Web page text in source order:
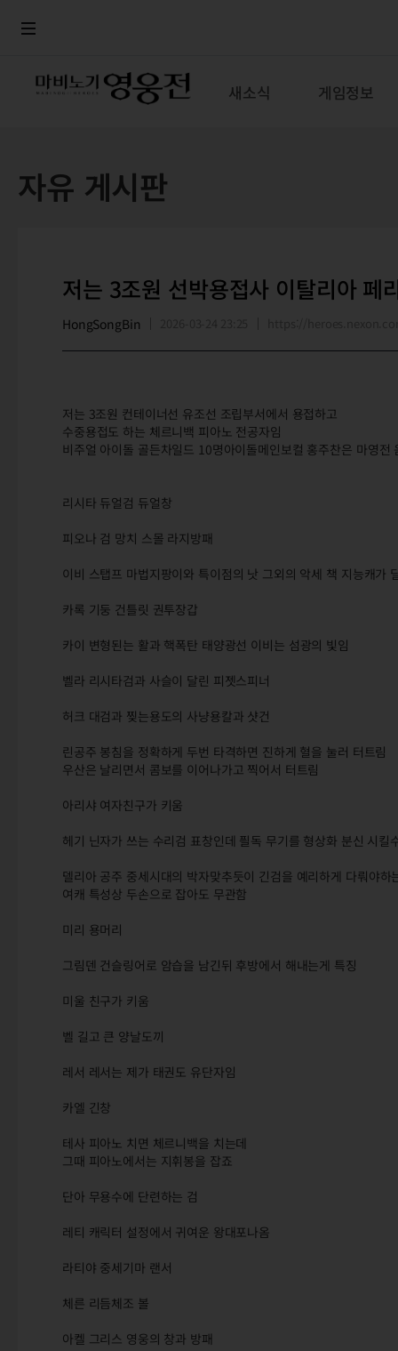
새소식 게임정보
자유 게시판
저는 3조원 선박용접사 이탈리아 페
HongSongBin
저는 3조원 컨테이너선 유조선 조립부서에서 용접하고
수중용접도 하는 체르니백 피아노 전공자임
비주얼 아이돌 골든차일드 10명아이돌메인보컬 홍주찬은 마영전
리시타 듀얼검 듀얼창
피오나 검 망치 스몰 라지방패
이비 스탭프 마법지팡이와 특이점의 낫 그외의 악세 책 지능캐가
카록 기둥 건틀릿 권투장갑
카이 변형된는 활과 핵폭탄 태양광선 이비는 섬광의 빛임
벨라 리시타검과 사슬이 달린 피젯스피너
허크 대검과 찢는용도의 사냥용칼과 샷건
린공주 봉침을 정확하게 두번 타격하면 진하게 혈을 눌러 터트림
우산은 날리면서 콤보를 이어나가고 찍어서 터트림
아리샤 여자친구가 키움
헤기 닌자가 쓰는 수리검 표창인데 픨독 무기를 형상화 분신 시킬
델리아 공주 중세시대의 박자맞추듯이 긴검을 예리하게 다뤄야하
여캐 특성상 두손으로 잡아도 무관함
미리 용머리
그림덴 건슬링어로 암습을 남긴뒤 후방에서 해내는게 특징
미울 친구가 키움
벨 길고 큰 양날도끼
레서 레서는 제가 태권도 유단자임
카엘 긴창
테사 피아노 치면 체르니백을 치는데
그때 피아노에서는 지휘봉을 잡죠
단아 무용수에 단련하는 검
레티 캐릭터 설정에서 귀여운 왕대포나옴
라티야 중세기마 랜서
체른 리듬체조 볼
아켈 그리스 영웅의 창과 방패